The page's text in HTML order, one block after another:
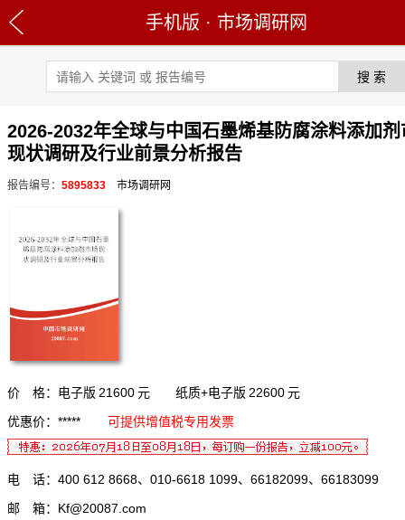
手机版 · 市场调研网
2026-2032年全球与中国石墨烯基防腐涂料添加剂
现状调研及行业前景分析报告
报告编号： 5895833 市场调研网
价 格：电子版 21600 元 纸质+电子版 22600 元
优惠价：*****
可提供增值税专用发票
电 话：400 612 8668、010-6618 1099、66182099、66183099
邮 箱： Kf@20087.com